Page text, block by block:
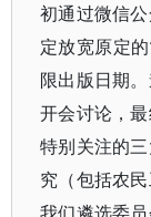
初通过微信
定放宽原定
限出版日期
开会讨论，
特别关注的
究（包括农